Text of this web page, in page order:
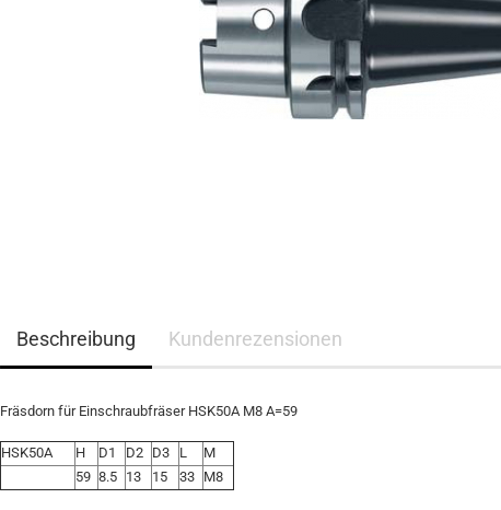
Beschreibung Kundenrezensionen
Fräsdorn für Einschraubfräser HSK50A M8 A=59
HSK50A H D1 D2 D3 L
M
59 8.5 13 15 33 M8